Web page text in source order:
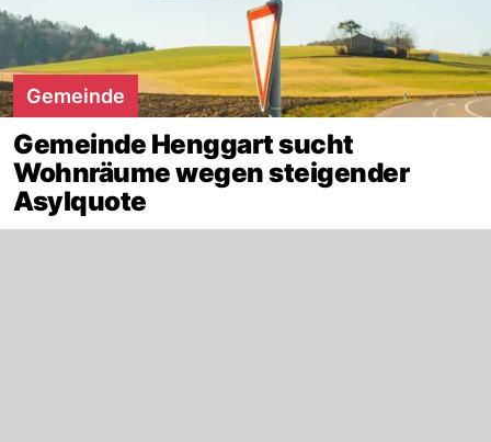
Gemeinde
Gemeinde Henggart sucht
Wohnräume wegen steigender
Asylquote